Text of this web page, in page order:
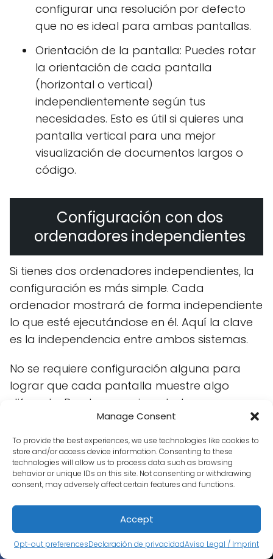
Manage Consent
To provide the best experiences, we use technologies like cookies to
store and/or access device information. Consenting to these
technologies will allow us to process data such as browsing
behavior or unique IDs on this site. Not consenting or withdrawing
consent, may adversely affect certain features and functions.
Accept
Opt-out preferencesDeclaración de privacidadAviso Legal / Imprint
configurar una resolución por defecto
que no es ideal para ambas pantallas.
Orientación de la pantalla: Puedes rotar
la orientación de cada pantalla
(horizontal o vertical)
independientemente según tus
necesidades. Esto es útil si quieres una
pantalla vertical para una mejor
visualización de documentos largos o
código.
Configuración con dos
ordenadores independientes
Si tienes dos ordenadores independientes, la
configuración es más simple. Cada
ordenador mostrará de forma independiente
lo que esté ejecutándose en él. Aquí la clave
es la independencia entre ambos sistemas.
No se requiere configuración alguna para
lograr que cada pantalla muestre algo
diferente. Puedes, por ejemplo, tener un
ordenador dedicado a navegar por internet
y el otro para editar vídeos.
Independencia del sistema: Cada
ordenador funciona como una unidad
misma pantalla.
Conectividad independiente: Cada